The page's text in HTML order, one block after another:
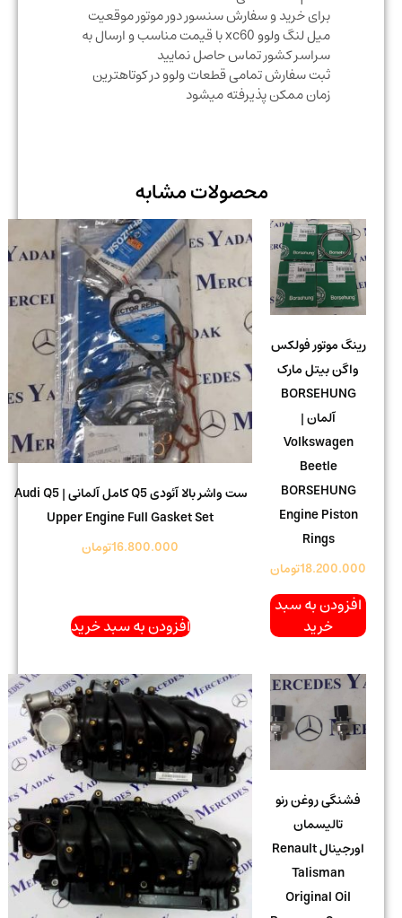
برای خرید و سفارش سنسور دور موتور موقعیت
میل لنگ ولوو xc60 با قیمت مناسب و ارسال به
سراسر کشور تماس حاصل نمایید
ثبت سفارش تمامی قطعات ولوو در کوتاهترین
زمان ممکن پذیرفته میشود
محصولات مشابه
رینگ موتور فولکس
واگن بیتل مارک
BORSEHUNG
آلمان |
Volkswagen
Beetle
BORSEHUNG
Engine Piston
Rings
18.200.000تومان
افزودن به سبد
خرید
ست واشر بالا آئودی Q5 کامل آلمانی | Audi Q5
Upper Engine Full Gasket Set
16.800.000تومان
افزودن به سبد خرید
فشنگی روغن رنو
تالیسمان
اورجینال Renault
Talisman
Original Oil